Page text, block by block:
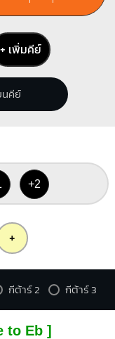
+ เพิ่มคีย์
นคีย์
+2
+
กีต้าร์ 2 กีต้าร์ 3
to Eb ]